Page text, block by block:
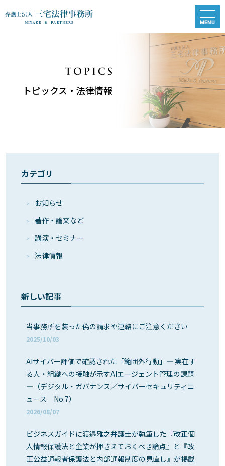
トピックス・法律情報
カテゴリ
お知らせ
著作・論⽂など
講演・セミナー
法律情報
新しい記事
当事務所を装った偽の請求や連絡にご注意ください
2025/10/03
AIサイバー評価で確認された「範囲外行動」― 実在す
る人・組織への接触が示すAIエージェント管理の課題
―（デジタル・ガバナンス／サイバーセキュリティニ
ュース No.7）
2026/08/07
ビジネスガイドに渡邉雅之弁護士が執筆した『改正個
人情報保護法と企業が押さえておくべき論点』と『改
正公益通報者保護法と内部通報制度の見直し』が掲載